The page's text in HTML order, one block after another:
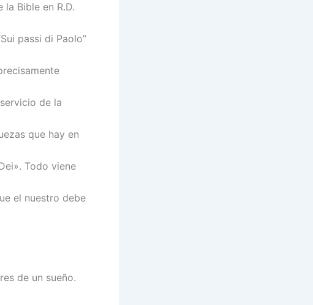
Bible en R.D.
passi di Paolo”
de la
que hay en
Todo viene
el nuestro debe
de un sueño.